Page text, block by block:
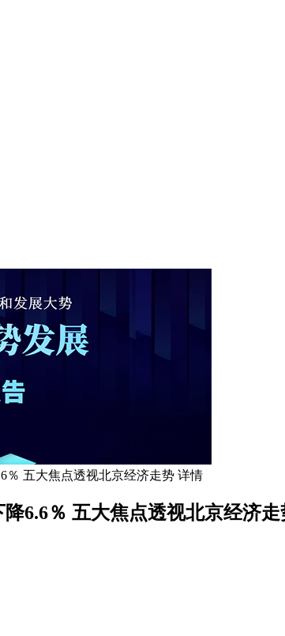
％ 五大焦点透视北京经济走势 详情
6.6％ 五大焦点透视北京经济走